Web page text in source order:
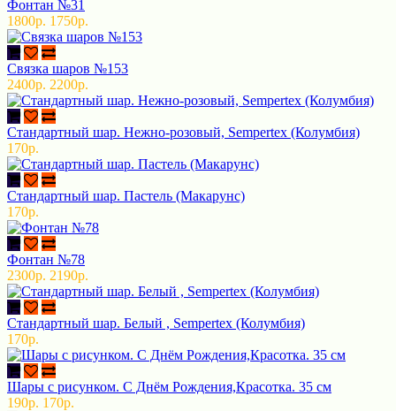
Фонтан №31
1800р. 1750р.
Связка шаров №153
2400р. 2200р.
Стандартный шар. Нежно-розовый, Sempertex (Колумбия)
170р.
Стандартный шар. Пастель (Макарунс)
170р.
Фонтан №78
2300р. 2190р.
Стандартный шар. Белый , Sempertex (Колумбия)
170р.
Шары с рисунком. С Днём Рождения,Красотка. 35 см
190р. 170р.